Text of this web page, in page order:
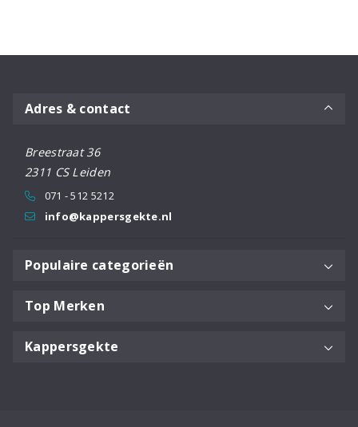
Adres & contact
Breestraat 36
2311 CS Leiden
071 - 512 5212
info@kappersgekte.nl
Populaire categorieën
Top Merken
Kappersgekte